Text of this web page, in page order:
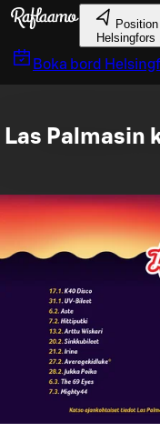
Gå till huvudinnehållet
Position
Helsingfors
Boka bord
Las Palmasin